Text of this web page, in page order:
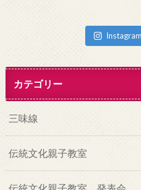
カテゴリー
三味線
伝統文化親子教室